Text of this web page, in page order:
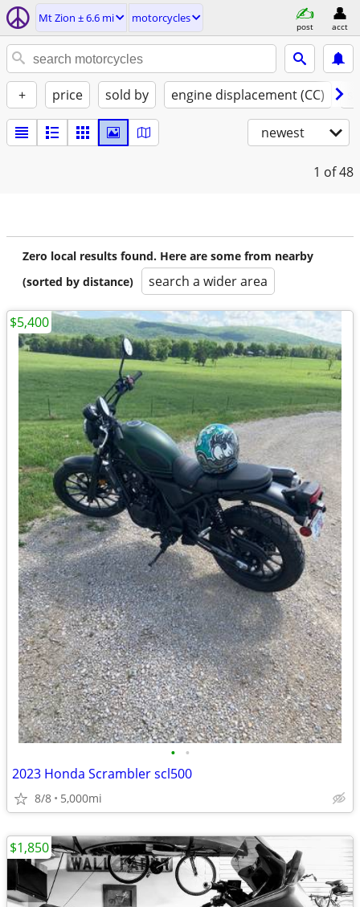
Mt Zion ± 6.6 mi motorcycles
post acct
+ price sold by engine displacement (CC)
newest
1 of 48
Zero local results found. Here are some from nearby
(sorted by distance)
search a wider area
• •
2023 Honda Scrambler scl500
8/8 5,000mi
$5,400
$1,850